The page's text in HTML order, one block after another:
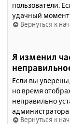
пользователи.
удачный момент
Вернуться к
Я изменил
Если вы
но время
неправильно
Вернуться к